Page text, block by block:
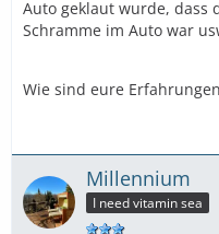
Auto geklaut wurde, dass
Schramme im Auto war
Wie sind eure
Millennium
I need vitamin sea